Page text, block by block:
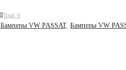
Total: 0
Бамперы VW PASSAT, Бамперы VW